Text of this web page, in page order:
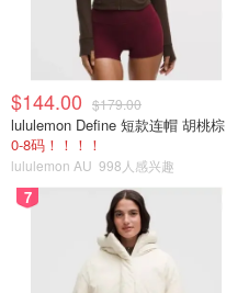
$144.00 $179.00
lululemon Define 短款连帽 胡桃棕
0-8码！！！！
lululemon AU 998人感兴趣
7